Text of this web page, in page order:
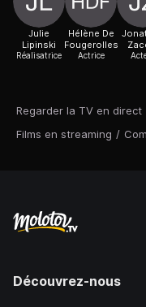
Regarder la TV en direct
Films en streaming /
Julie
Lipinski
Réalisatrice
Hélène De
Fougerolles
Actrice
Découvrez-nous